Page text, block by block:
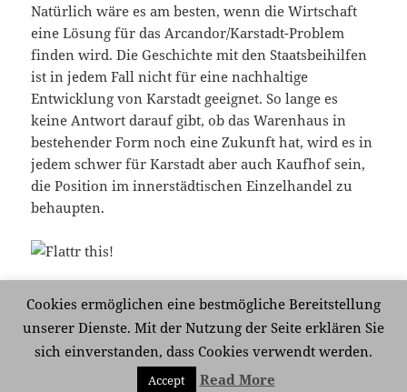
Natürlich wäre es am besten, wenn die Wirtschaft
eine Lösung für das Arcandor/Karstadt-Problem
finden wird. Die Geschichte mit den Staatsbeihilfen
ist in jedem Fall nicht für eine nachhaltige
Entwicklung von Karstadt geeignet. So lange es
keine Antwort darauf gibt, ob das Warenhaus in
bestehender Form noch eine Zukunft hat, wird es in
jedem schwer für Karstadt aber auch Kaufhof sein,
die Position im innerstädtischen Einzelhandel zu
behaupten.
am
Schlagwörter
Arcandor
Schreibe einen Kommentarzu Deutsche Warenhaus AG
Mit Stolz präsentiert von WordPress
Cookies ermöglichen eine bestmögliche Bereitstellung
unserer Dienste. Mit der Nutzung der Seite erklären Sie
sich einverstanden, dass Cookies verwendt werden.
Accept Read More